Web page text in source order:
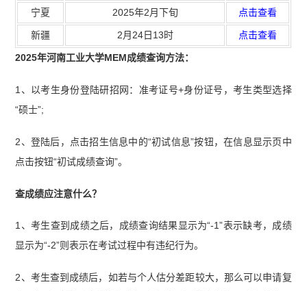
宁夏 2025年2月下旬 点击查看
新疆 2月24日13时 点击查看
2025年河南工业大学MEM成绩查询方法：
1、以考生身份登陆研招网：准考证号+身份证号，考生类型选择
“硕士”;
2、登陆后，点击招生信息中的“初试信息”按钮，在信息显示页中
点击按钮“初试成绩查询”。
查成绩应注意什么？
1、考生查到成绩之后，成绩查询结果显示为“-1”表示缺考，成绩
显示为“-2”则表示在考试过程中有违纪行为。
2、考生查到成绩后，如若与个人估分差距较大，那么可以申请复